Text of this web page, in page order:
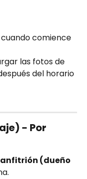
cuando comience
las fotos de
del horario
- Por
anfitrión (dueño